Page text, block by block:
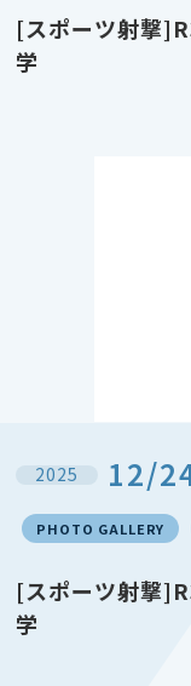
[スポーツ射撃
学
2025 12/
PHOTO GALLERY
[スポーツ射撃
学